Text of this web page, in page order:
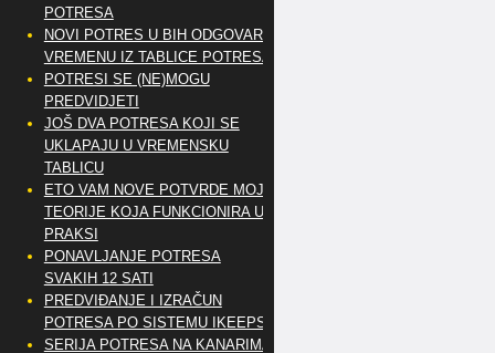
POTRESA
NOVI POTRES U BIH ODGOVARA
VREMENU IZ TABLICE POTRESA
POTRESI SE (NE)MOGU
PREDVIDJETI
JOŠ DVA POTRESA KOJI SE
UKLAPAJU U VREMENSKU
TABLICU
ETO VAM NOVE POTVRDE MOJE
TEORIJE KOJA FUNKCIONIRA U
PRAKSI
PONAVLJANJE POTRESA
SVAKIH 12 SATI
PREDVIĐANJE I IZRAČUN
POTRESA PO SISTEMU IKEEPS
SERIJA POTRESA NA KANARIMA